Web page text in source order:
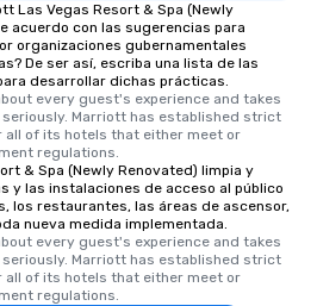
Las Vegas Resort & Spa (Newly
acuerdo con las sugerencias para
organizaciones gubernamentales
De ser así, escriba una lista de las
desarrollar dichas prácticas.
every guest's experience and takes
Marriott has established strict
of its hotels that either meet or
regulations.
& Spa (Newly Renovated) limpia y
y las instalaciones de acceso al público
los restaurantes, las áreas de ascensor,
nueva medida implementada.
every guest's experience and takes
Marriott has established strict
of its hotels that either meet or
regulations.